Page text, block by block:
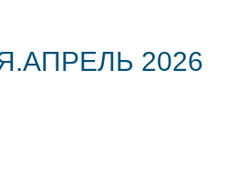
2026